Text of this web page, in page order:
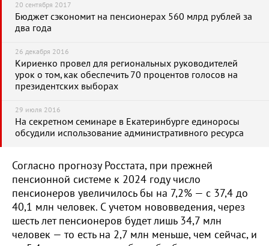
20 сентября 2017
Бюджет сэкономит на пенсионерах 560 млрд рублей за
два года
26 декабря 2016
Кириенко провел для региональных руководителей
урок о том, как обеспечить 70 процентов голосов на
президентских выборах
29 июля 2016
На секретном семинаре в Екатеринбурге единоросы
обсудили использование административного ресурса
Согласно прогнозу Росстата, при прежней
пенсионной системе к 2024 году число
пенсионеров увеличилось бы на 7,2% — с 37,4 до
40,1 млн человек. С учетом нововведения, через
шесть лет пенсионеров будет лишь 34,7 млн
человек — то есть на 2,7 млн меньше, чем сейчас, и